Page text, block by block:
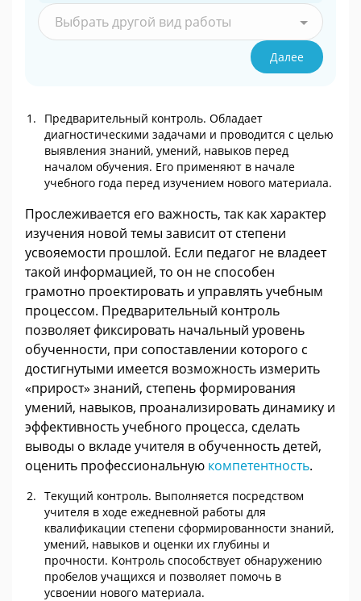
Выбрать другой вид работы
Далее
Предварительный контроль. Обладает
диагностическими задачами и проводится с целью
выявления знаний, умений, навыков перед
началом обучения. Его применяют в начале
учебного года перед изучением нового материала.
Прослеживается его важность, так как характер
изучения новой темы зависит от степени
усвояемости прошлой. Если педагог не владеет
такой информацией, то он не способен
грамотно проектировать и управлять учебным
процессом. Предварительный контроль
позволяет фиксировать начальный уровень
обученности, при сопоставлении которого с
достигнутыми имеется возможность измерить
«прирост» знаний, степень формирования
умений, навыков, проанализировать динамику и
эффективность учебного процесса, сделать
выводы о вкладе учителя в обученность детей,
оценить профессиональную компетентность.
Текущий контроль. Выполняется посредством
учителя в ходе ежедневной работы для
квалификации степени сформированности знаний,
умений, навыков и оценки их глубины и
прочности. Контроль способствует обнаружению
пробелов учащихся и позволяет помочь в
усвоении нового материала.